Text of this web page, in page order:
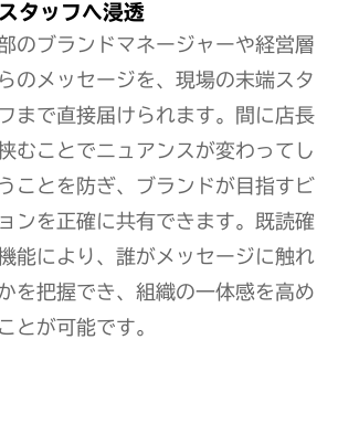
タッフへ浸透
のブランドマネージャーや経営層
のメッセージを、現場の末端スタ
まで直接届けられます。間に店長
むことでニュアンスが変わってし
ことを防ぎ、ブランドが目指すビ
ンを正確に共有できます。既読確
能により、誰がメッセージに触れ
を把握でき、組織の一体感を高め
とが可能です。